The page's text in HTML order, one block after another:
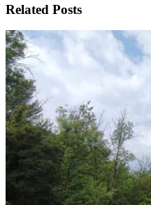
Related Posts